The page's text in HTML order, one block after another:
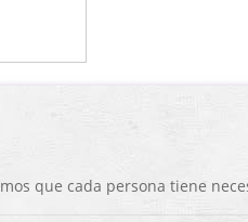
que cada persona tiene